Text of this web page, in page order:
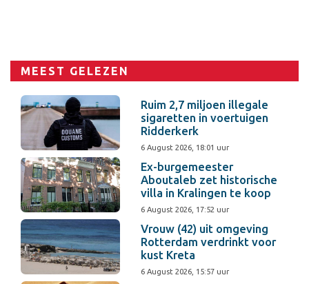
MEEST GELEZEN
Ruim 2,7 miljoen illegale
sigaretten in voertuigen
Ridderkerk
6 August 2026, 18:01 uur
Ex-burgemeester
Aboutaleb zet historische
villa in Kralingen te koop
6 August 2026, 17:52 uur
Vrouw (42) uit omgeving
Rotterdam verdrinkt voor
kust Kreta
6 August 2026, 15:57 uur